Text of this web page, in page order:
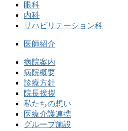
眼科
内科
リハビリテーション科
医師紹介
病院案内
病院概要
診療方針
院長挨拶
私たちの想い
医療介護連携
グループ施設